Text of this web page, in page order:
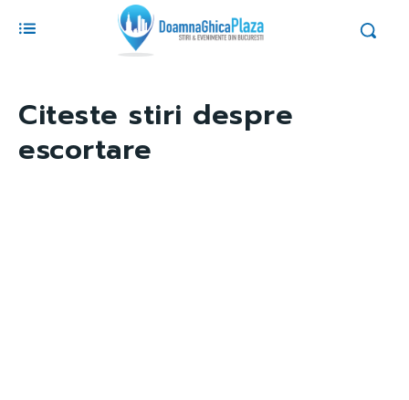
Citeste stiri despre
escortare